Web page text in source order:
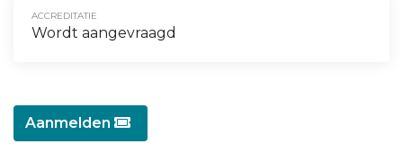
ACCREDITATIE
Wordt aangevraagd
Aanmelden